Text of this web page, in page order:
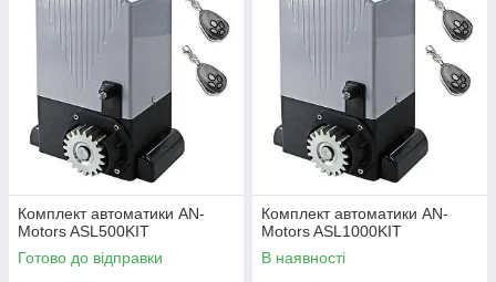
Комплект автоматики AN-
Motors ASL500KIT
Готово до відправки
Комплект автоматики AN-
Motors ASL1000KIT
В наявності